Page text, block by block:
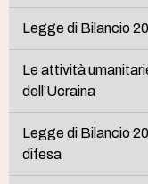
Legge di Bilancio
Le attività
dell’Ucraina
Legge di Bilancio
difesa